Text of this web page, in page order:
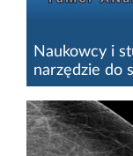
Naukowcy i
narzędzie do
Nerki pełnią
organizmie.
narządu nie